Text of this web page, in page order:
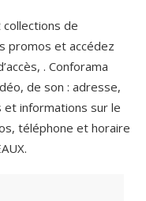
collections de
promos et accédez
. Conforama
de son : adresse,
informations sur le
téléphone et horaire